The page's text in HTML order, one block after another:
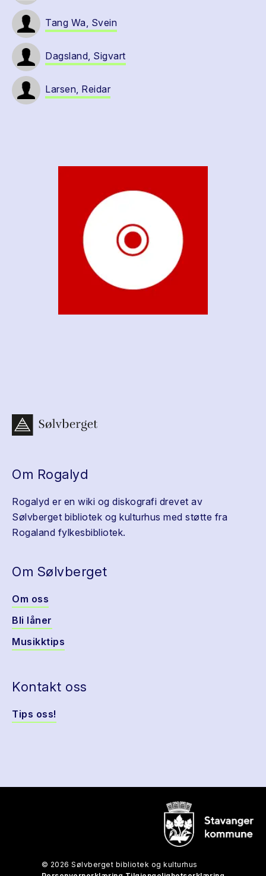
Tang Wa, Svein
Dagsland, Sigvart
Larsen, Reidar
Om Rogalyd
Rogalyd er en wiki og diskografi drevet av
Sølvberget bibliotek og kulturhus med støtte fra
Rogaland fylkesbibliotek.
Om Sølvberget
Om oss
Bli låner
Musikktips
Kontakt oss
Tips oss!
© 2026 Sølvberget bibliotek og kulturhus